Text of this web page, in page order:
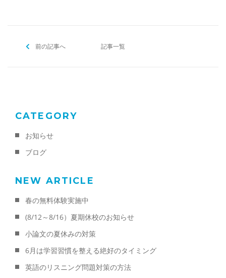
前の記事へ 記事一覧
CATEGORY
お知らせ
ブログ
NEW ARTICLE
春の無料体験実施中
(8/12～8/16）夏期休校のお知らせ
小論文の夏休みの対策
6月は学習習慣を整える絶好のタイミング
英語のリスニング問題対策の方法